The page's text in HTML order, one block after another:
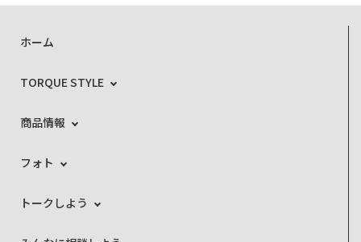
ホーム
TORQUE STYLE
商品情報
フォト
トークしよう